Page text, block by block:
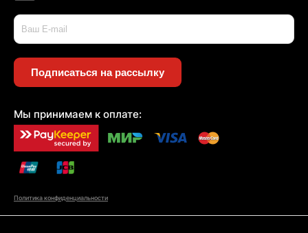
Подписаться на рассылку
Мы принимаем к оплате:
Политика конфиденциальности